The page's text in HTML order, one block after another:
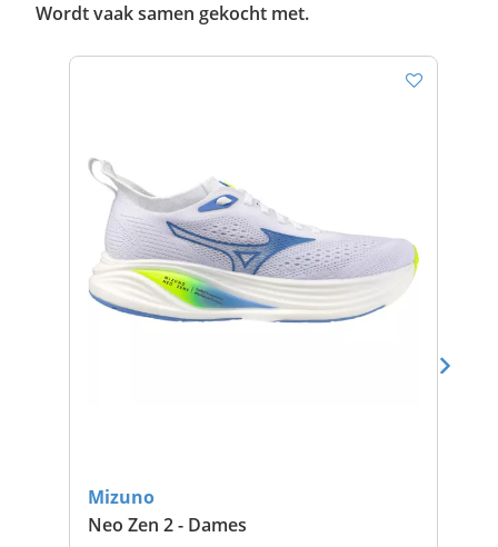
Wordt vaak samen gekocht met.
Mizuno
Neo Zen 2 - Dames